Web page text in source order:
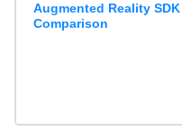
Augmented Reality SDK
Comparison